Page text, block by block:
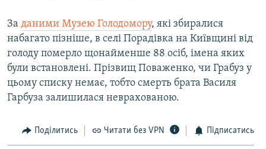
За даними Музею Голодомору, які збиралися
набагато пізніше, в селі Порадівка на Київщині від
голоду померло щонайменше 88 осіб, імена яких
були встановлені. Прізвищ Поваженко, чи Грабуз у
цьому списку немає, тобто смерть брата Василя
Гарбуза залишилася неврахованою.
Поділитись Читати без VPN Підписатись